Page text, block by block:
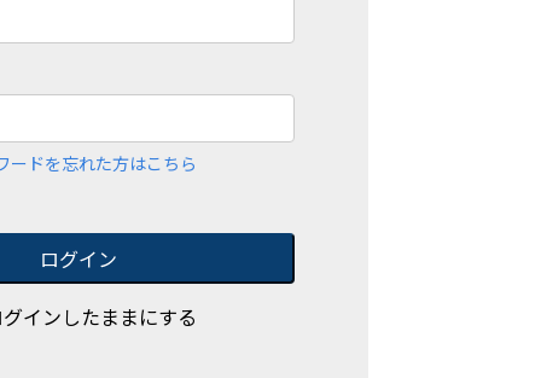
ードを忘れた方はこちら
ログイン
グインしたままにする